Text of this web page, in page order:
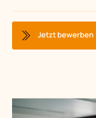
Jetzt bewerben